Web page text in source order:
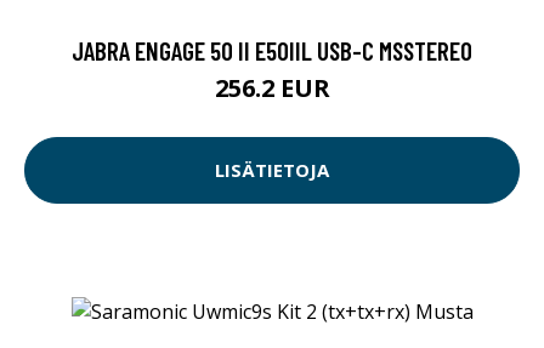
JABRA ENGAGE 50 II E50IIL USB-C MSSTEREO
256.2 EUR
LISÄTIETOJA